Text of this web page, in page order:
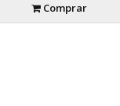
Comprar